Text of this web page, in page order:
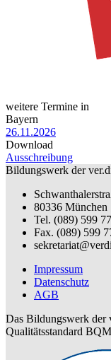
weitere Termine in
Bayern
26.11.2026
Download
Ausschreibung
Bildungswerk der
80336 München
Tel. (089) 599
Fax. (089) 599
Impressum
Datenschutz
AGB
Das Bildungswerk der
Qualitätsstandard BQM